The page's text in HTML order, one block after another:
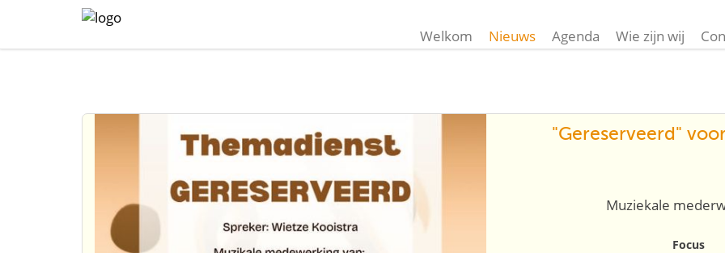
Welkom Nieuws Agenda Wie zijn wij
"Gereserveerd" voor
Muziekale
Focus